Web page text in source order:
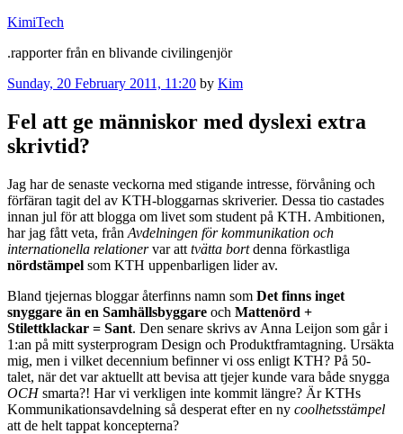
Skip
content
KimiTech
.rapporter från en blivande civilingenjör
Posted
Sunday, 20 February 2011, 11:20 by Kim
Fel att ge människor med dyslexi extra
skrivtid?
Jag har de senaste veckorna med stigande intresse, förvåning och
förfäran tagit del av KTH-bloggarnas skriverier. Dessa tio castades
innan jul för att blogga om livet som student på KTH. Ambitionen,
har jag fått veta, från Avdelningen för kommunikation och
internationella relationervar att tvätta bortdenna förkastliga
nördstämpel som KTH uppenbarligen lider av.
Bland tjejernas bloggar återfinns namn som Det finns inget
snyggare än en Samhällsbyggare och Mattenörd +
Stilettklackar = Sant. Den senare skrivs av Anna Leijon som går i
1:an på mitt systerprogram Design och Produktframtagning. Ursäkta
mig, men i vilket decennium befinner vi oss enligt KTH? På 50-
talet, när det var aktuellt att bevisa att tjejer kunde vara både snygga
OCHsmarta?! Har vi verkligen inte kommit längre? Är KTHs
Kommunikationsavdelning så desperat efter en ny coolhetsstämpel
att de helt tappat koncepterna?